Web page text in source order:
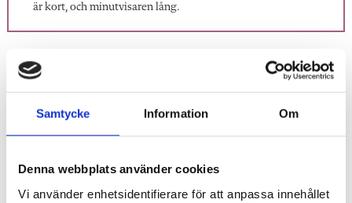
Samtycke Information Om
Denna webbplats använder cookies
Vi använder enhetsidentifierare för att anpassa innehållet
är kort, och minutvisaren lång.
Tid är väldigt abstrakt för ett barn och vetenskapen om när
Vad säger din erfarenhet om det? Hör gärna av dig till
LÄS MER